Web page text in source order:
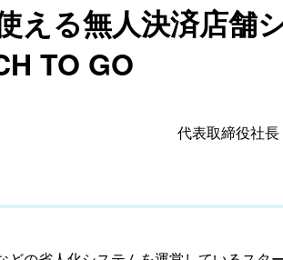
える無人決済店舗
TO GO
代表取締役社長